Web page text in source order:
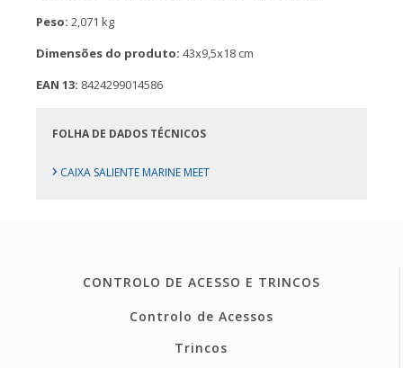
Peso: 2,071 kg
Dimensões do produto: 43x9,5x18 cm
EAN 13: 8424299014586
FOLHA DE DADOS TÉCNICOS
› CAIXA SALIENTE MARINE MEET
CONTROLO DE ACESSO E TRINCOS
Controlo de Acessos
Trincos